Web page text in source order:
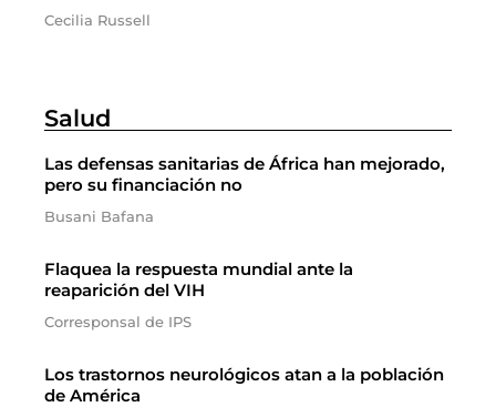
Cecilia Russell
Salud
Las defensas sanitarias de África han mejorado,
pero su financiación no
Busani Bafana
Flaquea la respuesta mundial ante la
reaparición del VIH
Corresponsal de IPS
Los trastornos neurológicos atan a la población
de América